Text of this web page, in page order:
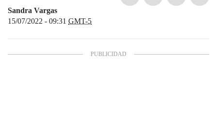
Sandra Vargas
15/07/2022 - 09:31 GMT-5